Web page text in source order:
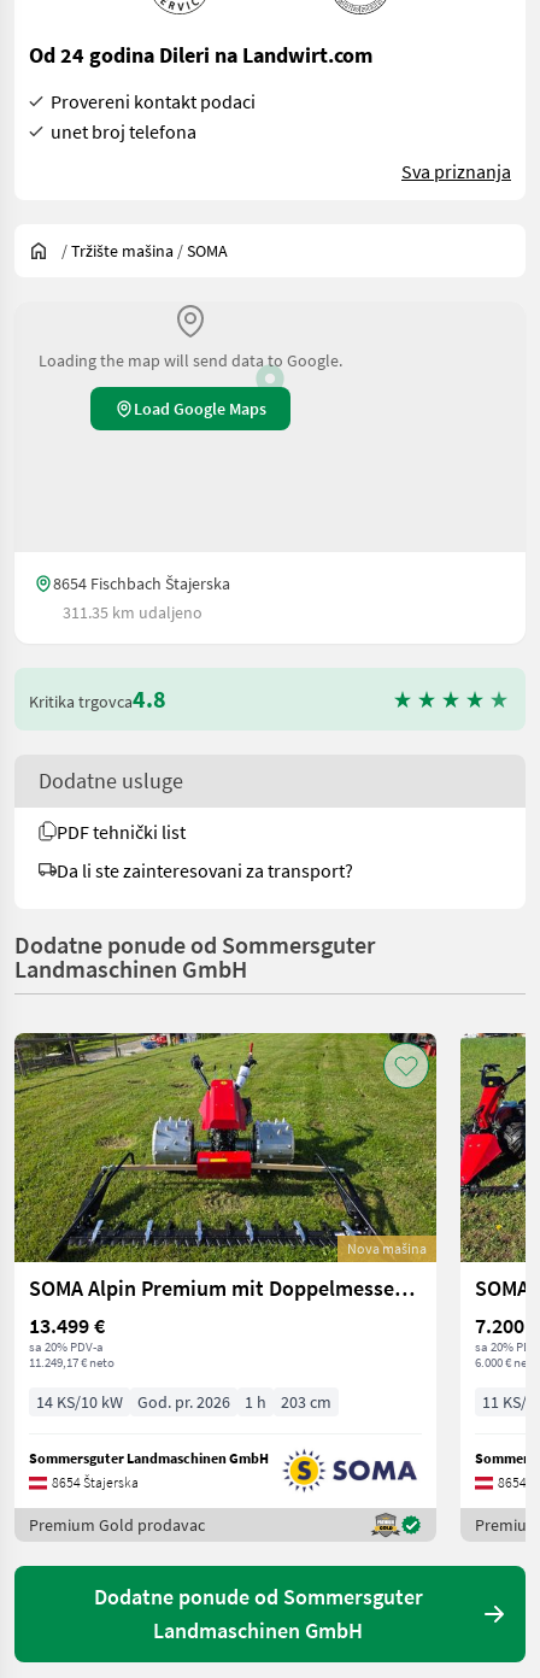
Od 24 godina Dileri na Landwirt.com
Provereni kontakt podaci
unet broj telefona
Sva priznanja
/Tržište mašina /SOMA
Loading the map will send data to Google.
Load Google Maps
8654 Fischbach Štajerska
311.35 km udaljeno
Kritika trgovca4.8
Dodatne usluge
PDF tehnički list
Da li ste zainteresovani za transport?
Dodatne ponude od Sommersguter
Landmaschinen GmbH
Nova mašina
SOMA Alpin Premium mit Doppelmessermähwerk
13.499 €
sa 20% PDV-a
11.249,17 € neto
14 KS/10 kW God. pr. 2026 1 h 203 cm
Sommersguter Landmaschinen GmbH
8654 Štajerska
Premium Gold prodavac
SOMA
7.200 €
sa 20%
6.000 € neto
11 KS/8
8654
Dodatne ponude od Sommersguter
Landmaschinen GmbH